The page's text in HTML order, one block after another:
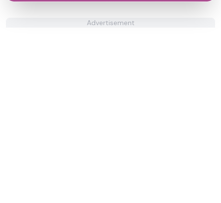
Advertisement